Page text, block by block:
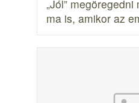
„Jól”
ma is, amikor az